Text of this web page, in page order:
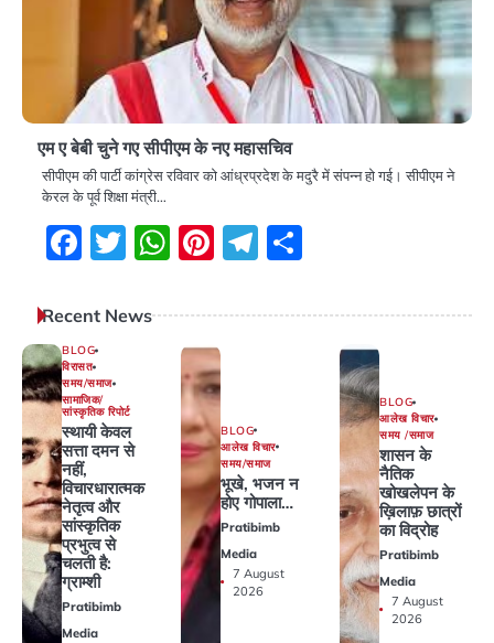
एम ए बेबी चुने गए सीपीएम के नए महासचिव
सीपीएम की पार्टी कांग्रेस रविवार को आंध्रप्रदेश के मदुरै में संपन्न हो गई। सीपीएम ने
केरल के पूर्व शिक्षा मंत्री…
Facebook
Twitter
WhatsApp
Pinterest
Telegram
Recent News
BLOG
विरासत
समय/समाज
सामाजिक/
सांस्कृतिक रिपोर्ट
स्थायी केवल
सत्ता दमन से
नहीं,
विचारधारात्मक
नेतृत्व और
सांस्कृतिक
प्रभुत्व से
चलती है:
ग्राम्शी
Pratibimb
Media
BLOG
आलेख विचार
समय/समाज
भूखे, भजन न
होए गोपाला…
Pratibimb
Media
7 August
2026
BLOG
आलेख विचार
समय /समाज
शासन के
नैतिक
खोखलेपन के
ख़िलाफ़ छात्रों
का विद्रोह
Pratibimb
Media
7 August
2026